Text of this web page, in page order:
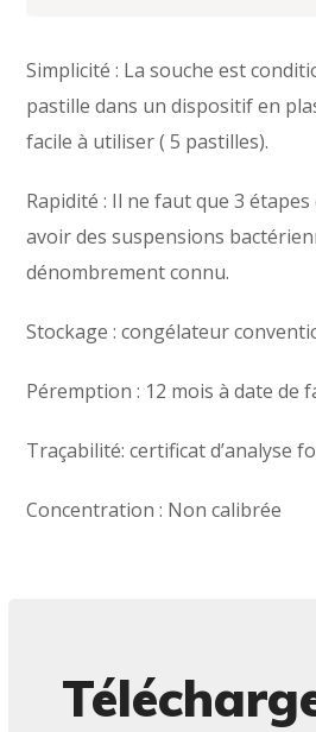
Simplicité : La souche est
pastille dans un dispositif en
facile à utiliser ( 5 pastilles).
Rapidité : Il ne faut que 3
avoir des suspensions
dénombrement connu.
Stockage : congélateur
Péremption : 12 mois à date de
Traçabilité: certificat d’analyse
Concentration : Non calibrée